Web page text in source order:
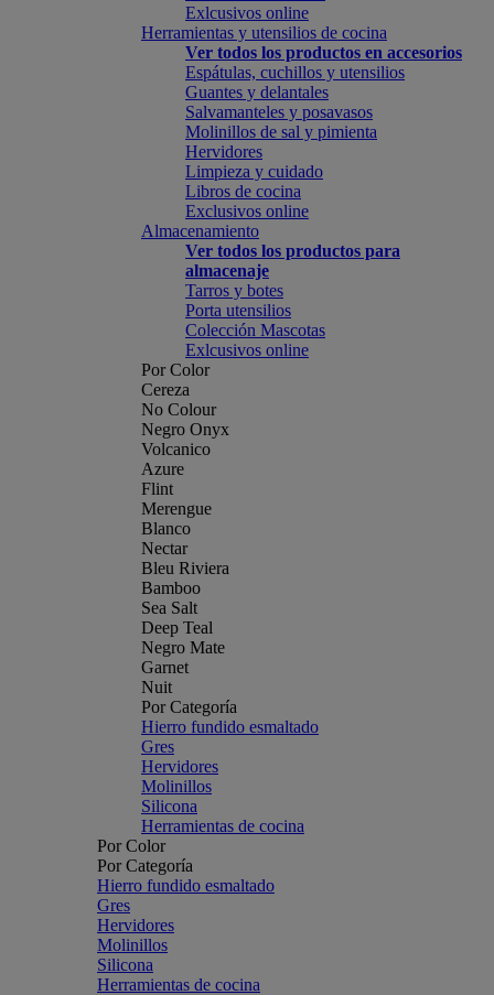
Exlcusivos online
Herramientas y utensilios de cocina
Ver todos los productos en accesorios
Espátulas, cuchillos y utensilios
Guantes y delantales
Salvamanteles y posavasos
Molinillos de sal y pimienta
Hervidores
Limpieza y cuidado
Libros de cocina
Exclusivos online
Almacenamiento
Ver todos los productos para
almacenaje
Tarros y botes
Porta utensilios
Colección Mascotas
Exlcusivos online
Por Color
Cereza
No Colour
Negro Onyx
Volcanico
Azure
Flint
Merengue
Blanco
Nectar
Bleu Riviera
Bamboo
Sea Salt
Deep Teal
Negro Mate
Garnet
Nuit
Por Categoría
Hierro fundido esmaltado
Gres
Hervidores
Molinillos
Silicona
Herramientas de cocina
Por Color
Por Categoría
Hierro fundido esmaltado
Gres
Hervidores
Molinillos
Silicona
Herramientas de cocina